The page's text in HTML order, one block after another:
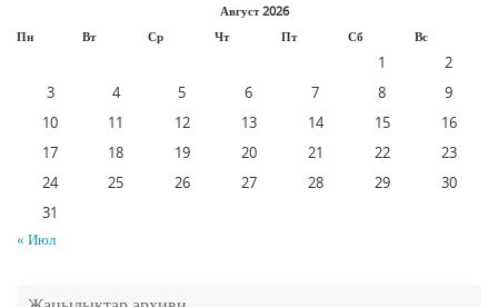
Август 2026
Пн
Вт Ср Чт Пт Сб Вс
1
2
3
4 5 6 7 8
9
10
11 12 13 14 15
16
17
18 19 20 21 22
23
24
25 26 27 28 29
30
31
« Июл